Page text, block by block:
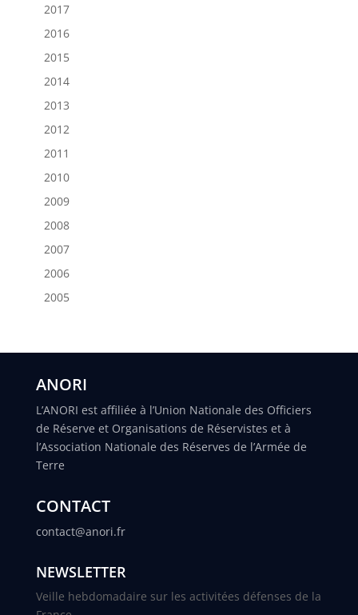
2017
2016
2015
2014
2013
2012
2011
2010
2009
2008
2007
2006
2005
ANORI
L’ANORI est affiliée à l’Union Nationale des Officiers
de Réserve et Organisations de Réservistes et à
l’Association Nationale des Réserves de l’Armée de
Terre
CONTACT
contact@anori.fr
NEWSLETTER
Veille hebdomadaire sur les activitées défenses de la